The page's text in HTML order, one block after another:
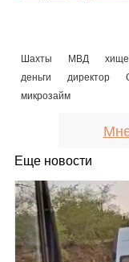
Шахты МВД
деньги
директор
микрозайм
Еще новости